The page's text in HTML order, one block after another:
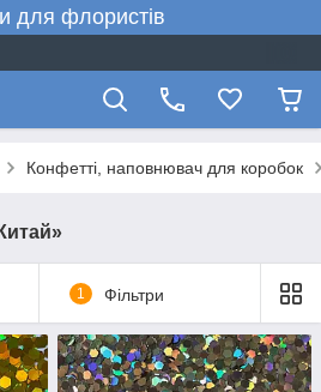
для флористів
Конфетті, наповнювач для коробок
1 Фільтри